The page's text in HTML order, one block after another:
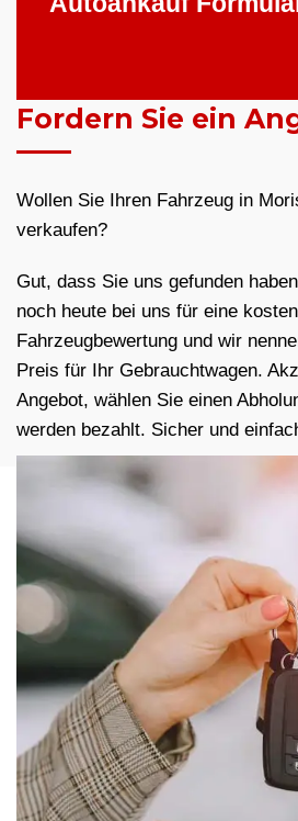
Fordern Sie ein
Wollen Sie Ihren Fahrzeug in
verkaufen?
Gut, dass Sie uns gefunden
noch heute bei uns für eine
Fahrzeugbewertung und wir
Preis für Ihr Gebrauchtwagen.
Angebot, wählen Sie einen
werden bezahlt. Sicher und